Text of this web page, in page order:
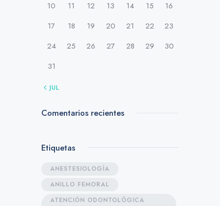
10
11 12 13 14 15
16
17
18 19 20 21 22
23
24
25 26 27 28 29
30
31
« JUL
Comentarios recientes
Etiquetas
ANESTESIOLOGÍA
ANILLO FEMORAL
ATENCIÓN ODONTOLÓGICA